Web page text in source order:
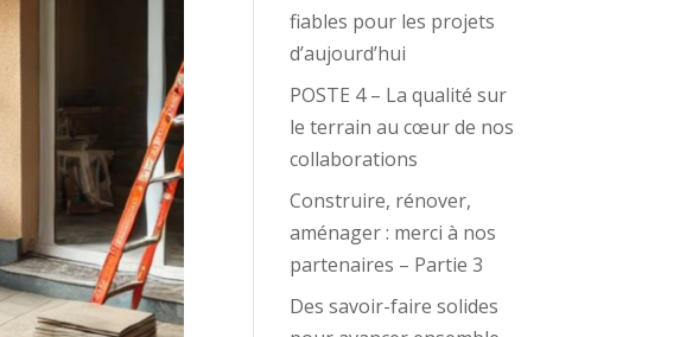
fiables pour les projets
d’aujourd’hui
POSTE 4 – La qualité sur
le terrain au cœur de nos
collaborations
Construire, rénover,
aménager : merci à nos
partenaires – Partie 3
Des savoir-faire solides